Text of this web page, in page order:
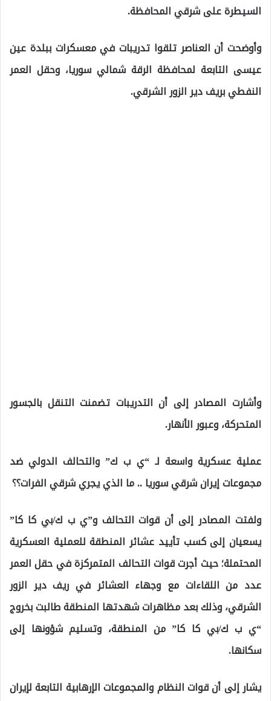
السيطرة على شرقي المحافظة.
وأوضحت أن العناصر تلقوا تدريبات في معسكرات ببلدة عين
عيسى التابعة لمحافظة الرقة شمالي سوريا، وحقل العمر
النفطي بريف دير الزور الشرقي.
وأشارت المصادر إلى أن التدريبات تضمنت التنقل بالجسور
المتحركة، وعبور الأنهار.
عملية عسكرية واسعة لـ “ي ب ك” والتحالف الدولي ضد
مجموعات إيران شرقي سوريا .. ما الذي يجري شرقي الفرات؟؟
ولفتت المصادر إلى أن قوات التحالف و”ي ب ك/بي كا كا”
يسعيان إلى كسب تأييد عشائر المنطقة للعملية العسكرية
المحتملة؛ حيث أجرت قوات التحالف المتمركزة في حقل العمر
عدد من اللقاءات مع وجهاء العشائر في ريف دير الزور
الشرقي، وذلك بعد مظاهرات شهدتها المنطقة طالبت بخروج
“ي ب ك/بي كا كا” من المنطقة، وتسليم شؤونها إلى
سكانها.
يشار إلى أن قوات النظام والمجموعات الإرهابية التابعة لإيران